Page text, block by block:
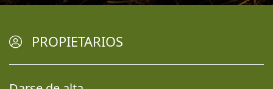
PROPIETARIOS